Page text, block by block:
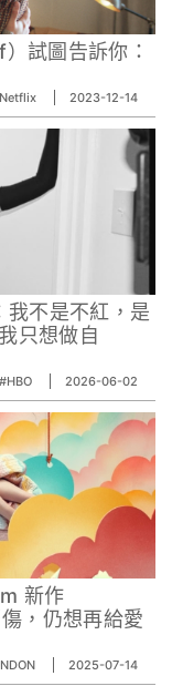
試圖告訴你：
2023-12-14
不是不紅，是
只想做自
#HBO 2026-06-02
新作
，仍想再給愛
2025-07-14